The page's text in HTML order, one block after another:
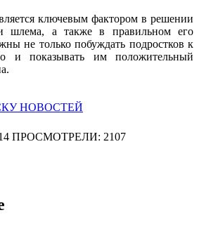
ключевым фактором в решении
шлема, а также в правильном его
не только побуждать подростков к
и показывать им положительный
НОВОСТЕЙ
ПРОСМОТРЕЛИ: 2107